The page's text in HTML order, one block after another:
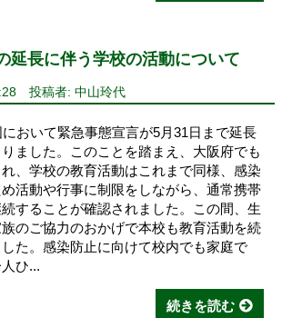
延長に伴う学校の活動について
投稿者: 中山玲代
おいて緊急事態宣言が5月31日まで延長
ました。このことを踏まえ、大阪府でも
、学校の教育活動はこれまで同様、感染
活動や行事に制限をしながら、通常携帯
することが確認されました。この間、生
のご協力のおかげで本校も教育活動を続
た。感染防止に向けて校内でも家庭で
ひ...
続きを読む